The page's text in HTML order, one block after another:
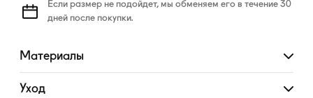
Если размер не подойдет, мы обменяем его в течение 30
дней после покупки.
Материалы
Развернуть
Уход